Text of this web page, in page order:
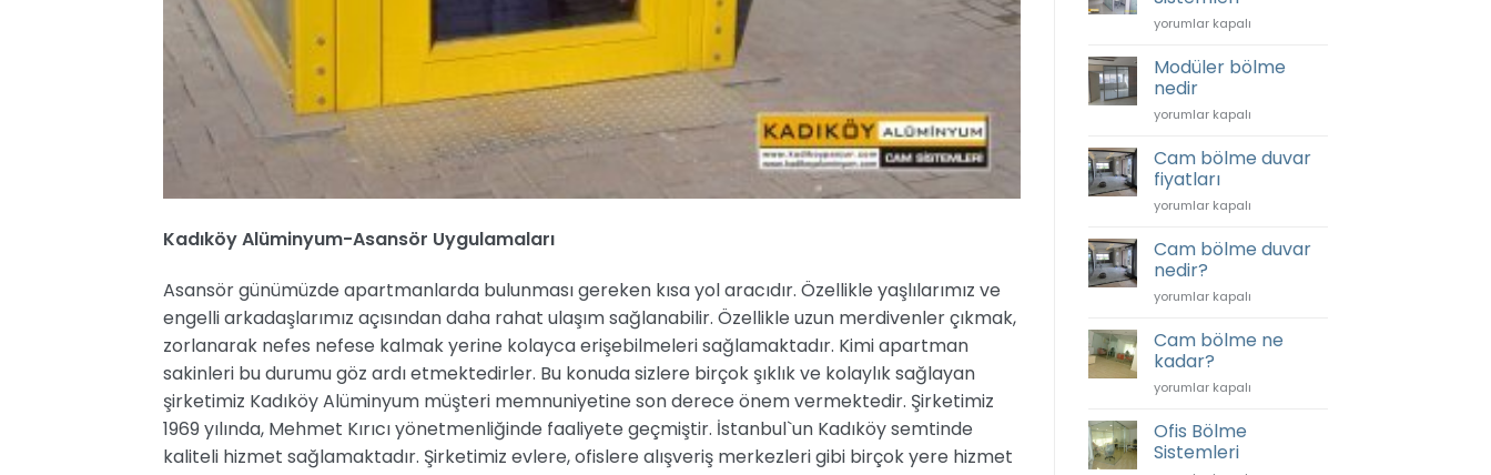
Kadıköy Alüminyum-Asansör Uygulamaları
Asansör günümüzde apartmanlarda bulunması gereken kısa yol aracıdır. Özellikle yaşlılarımız ve
engelli arkadaşlarımız açısından daha rahat ulaşım sağlanabilir. Özellikle uzun merdivenler çıkmak,
zorlanarak nefes nefese kalmak yerine kolayca erişebilmeleri sağlamaktadır. Kimi apartman
sakinleri bu durumu göz ardı etmektedirler. Bu konuda sizlere birçok şıklık ve kolaylık sağlayan
şirketimiz Kadıköy Alüminyum müşteri memnuniyetine son derece önem vermektedir. Şirketimiz
1969 yılında, Mehmet Kırıcı yönetmenliğinde faaliyete geçmiştir. İstanbul`un Kadıköy semtinde
kaliteli hizmet sağlamaktadır. Şirketimiz evlere, ofislere alışveriş merkezleri gibi birçok yere hizmet
için
Modüler
Bölme
Sistemleri
için
yorumlar kapalı
Modüler bölme
nedir
Modüler
nedir
için
yorumlar kapalı
Cam bölme duvar
fiyatları
Cam
duvar
fiyatları
için
yorumlar kapalı
Cam bölme duvar
nedir?
Cam
duvar
nedir?
için
yorumlar kapalı
Cam bölme ne
kadar?
Cam
ne
kadar?
için
yorumlar kapalı
Ofis Bölme
Sistemleri